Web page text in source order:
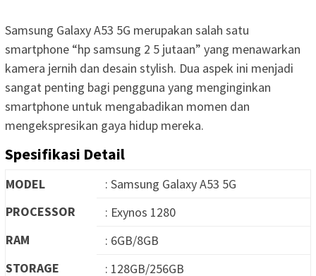
Samsung Galaxy A53 5G merupakan salah satu
smartphone “hp samsung 2 5 jutaan” yang menawarkan
kamera jernih dan desain stylish. Dua aspek ini menjadi
sangat penting bagi pengguna yang menginginkan
smartphone untuk mengabadikan momen dan
mengekspresikan gaya hidup mereka.
Spesifikasi Detail
MODEL
: Samsung Galaxy A53 5G
PROCESSOR
: Exynos 1280
RAM
: 6GB/8GB
STORAGE
: 128GB/256GB